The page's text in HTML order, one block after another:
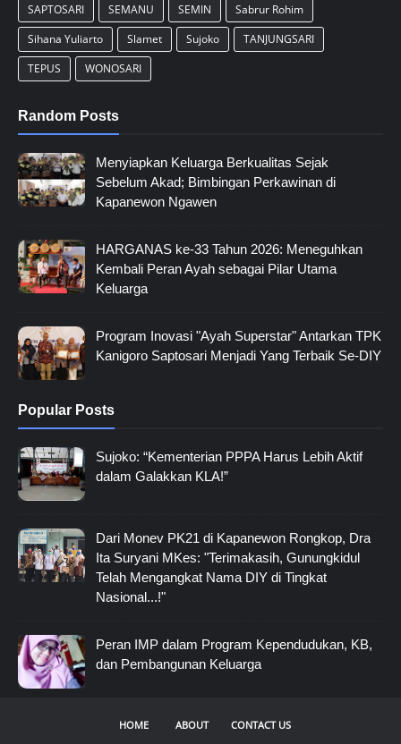
SAPTOSARI
SEMANU SEMIN
Sabrur Rohim
Sihana Yuliarto
Slamet Sujoko
TANJUNGSARI
TEPUS
WONOSARI
Random Posts
Menyiapkan Keluarga Berkualitas Sejak
Sebelum Akad; Bimbingan Perkawinan di
Kapanewon Ngawen
HARGANAS ke-33 Tahun 2026: Meneguhkan
Kembali Peran Ayah sebagai Pilar Utama
Keluarga
Program Inovasi "Ayah Superstar" Antarkan TPK
Kanigoro Saptosari Menjadi Yang Terbaik Se-DIY
Popular Posts
Sujoko: “Kementerian PPPA Harus Lebih Aktif
dalam Galakkan KLA!”
Dari Monev PK21 di Kapanewon Rongkop, Dra
Ita Suryani MKes: "Terimakasih, Gunungkidul
Telah Mengangkat Nama DIY di Tingkat
Nasional...!"
Peran IMP dalam Program Kependudukan, KB,
dan Pembangunan Keluarga
HOME ABOUT CONTACT US